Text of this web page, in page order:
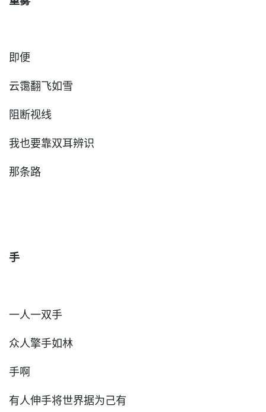
即便
云霭翻飞如雪
阻断视线
我也要靠双耳辨识
那条路
手
一人一双手
众人擎手如林
手啊
有人伸手将世界据为己有